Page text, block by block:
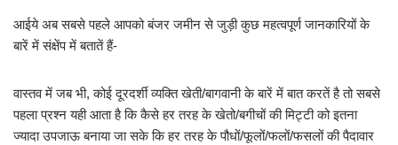
आईये अब सबसे पहले आपको बंजर जमीन से जुड़ी कुछ महत्वपूर्ण जानकारियों के
बारें में संक्षेंप में बतातें हैं-
वास्तव में जब भी, कोई दूरदर्शी व्यक्ति खेती/बागवानी के बारें में बात करतें है तो सबसे
पहला प्रश्न यही आता है कि कैसे हर तरह के खेतो/बगीचों की मिट्टी को इतना
ज्यादा उपजाऊ बनाया जा सके कि हर तरह के पौधों/फूलों/फलों/फसलों की पैदावार